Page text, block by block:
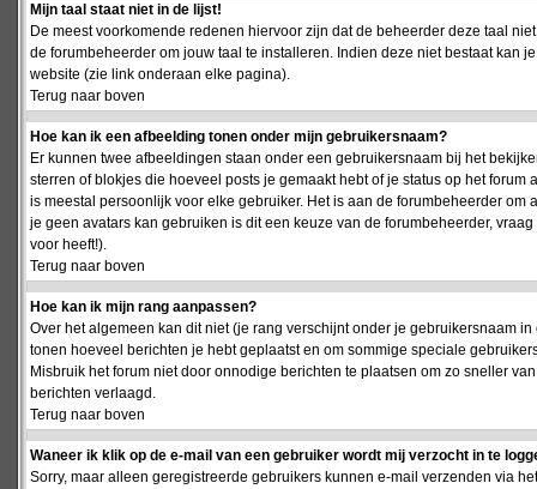
Mijn taal staat niet in de lijst!
De meest voorkomende redenen hiervoor zijn dat de beheerder deze taal
de forumbeheerder om jouw taal te installeren. Indien deze niet bestaat kan
website (zie link onderaan elke pagina).
Terug naar boven
Hoe kan ik een afbeelding tonen onder mijn gebruikersnaam?
Er kunnen twee afbeeldingen staan onder een gebruikersnaam bij het
sterren of blokjes die hoeveel posts je gemaakt hebt of je status op het
is meestal persoonlijk voor elke gebruiker. Het is aan de forumbeheerder
je geen avatars kan gebruiken is dit een keuze van de forumbeheerder,
voor heeft!).
Terug naar boven
Hoe kan ik mijn rang aanpassen?
Over het algemeen kan dit niet (je rang verschijnt onder je gebruikersnaam
tonen hoeveel berichten je hebt geplaatst en om sommige speciale
Misbruik het forum niet door onnodige berichten te plaatsen om zo sneller
berichten verlaagd.
Terug naar boven
Waneer ik klik op de e-mail van een gebruiker wordt mij verzocht in te
Sorry, maar alleen geregistreerde gebruikers kunnen e-mail verzenden via